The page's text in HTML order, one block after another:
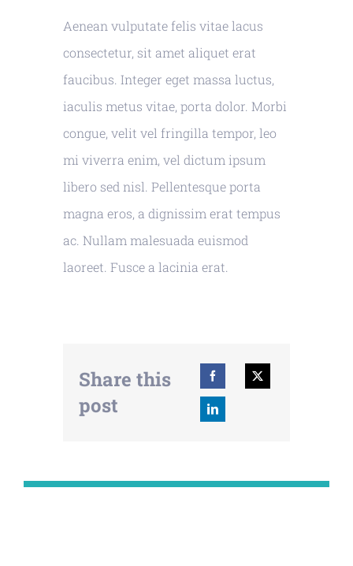
Aenean vulputate felis vitae lacus
consectetur, sit amet aliquet erat
faucibus. Integer eget massa luctus,
iaculis metus vitae, porta dolor. Morbi
congue, velit vel fringilla tempor, leo
mi viverra enim, vel dictum ipsum
libero sed nisl. Pellentesque porta
magna eros, a dignissim erat tempus
ac. Nullam malesuada euismod
laoreet. Fusce a lacinia erat.
Share this
post